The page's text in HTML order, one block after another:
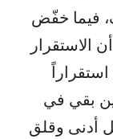
التوظيف، فيما خفّض
الاستقرار
بقي في
أدنى وقلق